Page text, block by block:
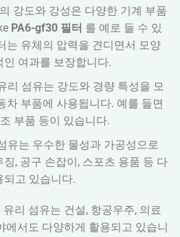
강도와 강성은 다양한 기계 부품
PA6-gf30 필터 를 예로 들 수 있
는 유체의 압력을 견디면서 모양
여과를 보장합니다.
리 섬유는 강도와 경량 특성을 모
차 부품에 사용됩니다. 예를 들면
부품 등이 있습니다.
유는 우수한 물성과 가공성으로
, 공구 손잡이, 스포츠 용품 등 다
되고 있습니다.
리 섬유는 건설, 항공우주, 의료
에서도 다양하게 활용되고 있습니